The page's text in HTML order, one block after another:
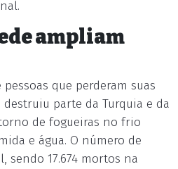
ampliam
que perderam suas
parte da Turquia e da
de fogueiras no frio
e água. O número de
sendo 17.674 mortos na